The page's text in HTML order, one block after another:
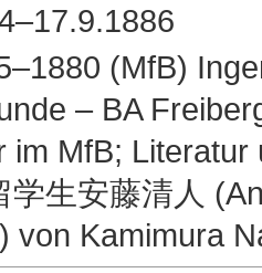
(MfB)
– BA
im MfB;
学生安藤清人
von Kamimura